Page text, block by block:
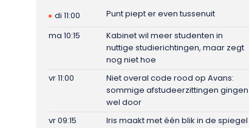
di 11:00
Punt piept er even tussenuit
ma 10:15
Kabinet wil meer studenten in
nuttige studierichtingen, maar zegt
nog niet hoe
vr 11:00
Niet overal code rood op Avans:
sommige afstudeerzittingen gingen
wel door
vr 09:15
Iris maakt met één blik in de spiegel